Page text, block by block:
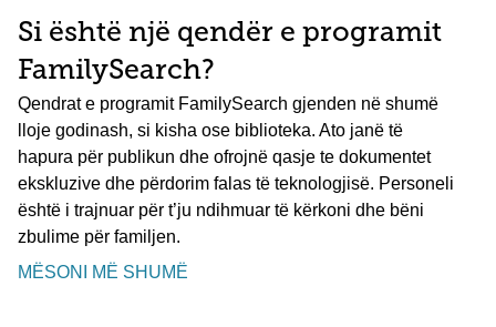
Si është një qendër e programit
FamilySearch?
Qendrat e programit FamilySearch gjenden në shumë
lloje godinash, si kisha ose biblioteka. Ato janë të
hapura për publikun dhe ofrojnë qasje te dokumentet
ekskluzive dhe përdorim falas të teknologjisë. Personeli
është i trajnuar për t’ju ndihmuar të kërkoni dhe bëni
zbulime për familjen.
MËSONI MË SHUMË